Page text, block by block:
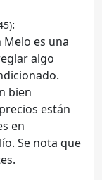
:
Melo es una
algo
bien
están
en
Se nota que